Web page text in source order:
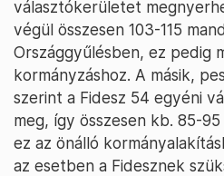
választókerületet
végül összesen 103-115
Országgyűlésben, ez pedig
kormányzáshoz. A másik,
szerint a Fidesz 54 egyéni
meg, így összesen kb. 85-
ez az önálló
az esetben a Fidesznek